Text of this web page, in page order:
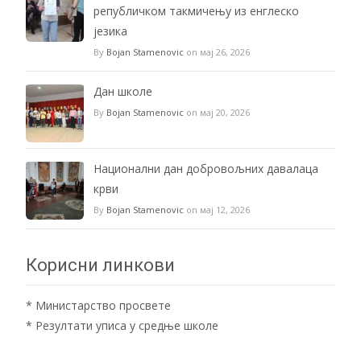
републичком такмичењу из енглеско
језика
By Bojan Stamenovic on мај 26, 2026
Дан школе
By Bojan Stamenovic on мај 20, 2026
Национални дан добровољних давалаца
крви
By Bojan Stamenovic on мај 12, 2026
Корисни линкови
* Министарство просвете
* Резултати уписа у средње школе